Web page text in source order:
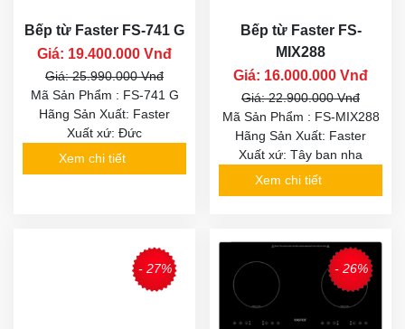
Bếp từ Faster FS-741 G
Giá: 19.400.000 Vnđ
Giá: 25.990.000 Vnđ
Mã Sản Phẩm : FS-741 G
Hãng Sản Xuất: Faster
Xuất xứ: Đức
Xem chi tiết
Bếp từ Faster FS-
MIX288
Giá: 16.000.000 Vnđ
Giá: 22.900.000 Vnđ
Mã Sản Phẩm : FS-MIX288
Hãng Sản Xuất: Faster
Xuất xứ: Tây ban nha
Xem chi tiết
- 27% - 26%